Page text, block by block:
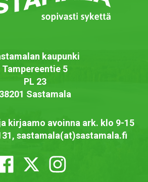
kaupunki
Tampereentie 5
PL 23
38201 Sastamala
kirjaamo avoinna ark. klo 9-15
sastamala(at)sastamala.fi